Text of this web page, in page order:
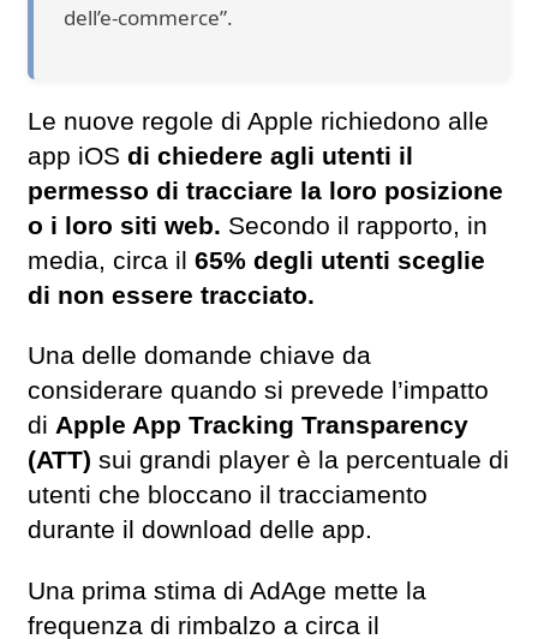
dell’e-commerce”.
Le nuove regole di Apple richiedono alle
app iOS di chiedere agli utenti il ​​
permesso di tracciare la loro posizione
o i loro siti web. Secondo il rapporto, in
media, circa il 65% degli utenti sceglie
di non essere tracciato.
Una delle domande chiave da
considerare quando si prevede l’impatto
di Apple App Tracking Transparency
(ATT) sui grandi player è la percentuale di
utenti che bloccano il tracciamento
durante il download delle app.
Una prima stima di AdAge mette la
frequenza di rimbalzo a circa il